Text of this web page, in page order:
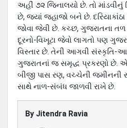
અહીં ૭૨ જિનાલયો છે. તો માંડવીનું
છે, જ્યાં જહાજો બને છે.
જોવા જેવી છે. કચ્‍છ, ગુજરાતના
દૂરનો-વિખૂટા જેવો લાગતો પણ
વિસ્‍તાર છે. તેની આગવી સંસ્‍કૃતિ-
ગુજરાતનાં જ સમૃદ્ધ પ્રકરણો છે.
બીજી પાસ રણ, વચ્‍ચેની જમીનની
સાથે નાળ-સંબંધ જાળવી રાખે છે.
By Jitendra Ravia